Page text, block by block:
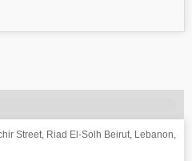
Street, Riad El-Solh Beirut, Lebanon,